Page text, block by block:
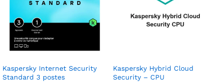
Kaspersky Internet Security
Standard 3 postes
Kaspersky Hybrid Cloud
Security – CPU